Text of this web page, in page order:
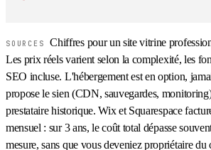
SOURCESChiffres pour un site vitrine
Les prix réels varient selon la complexité, les
SEO incluse. L'hébergement est en option,
propose le sien (CDN, sauvegardes,
prestataire historique. Wix et Squarespace
mensuel : sur 3 ans, le coût total dépasse
mesure, sans que vous deveniez propriétaire du